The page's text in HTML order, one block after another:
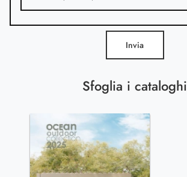
Sfoglia i cataloghi
Invia